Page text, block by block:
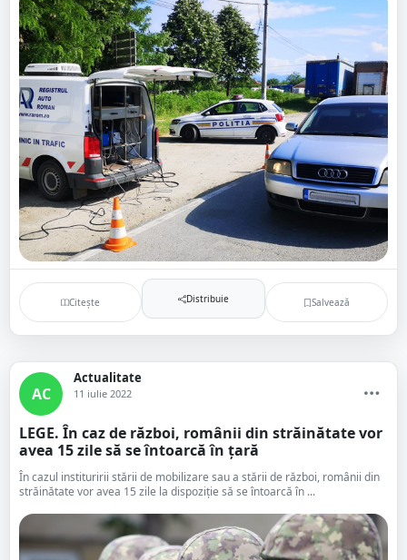
Citește Distribuie Salvează
AC
Actualitate
11 iulie 2022
LEGE. În caz de război, românii din străinătate vor
avea 15 zile să se întoarcă în țară
În cazul instituririi stării de mobilizare sau a stării de război, românii din
străinătate vor avea 15 zile la dispoziție să se întoarcă în ...